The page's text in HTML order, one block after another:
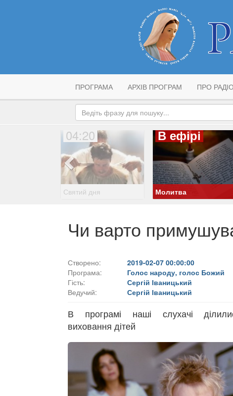
ПРОГРАМА АРХІВ ПРОГРАМ ПРО РАДІО
04:20
Святий дня
В ефірі
Молитва
Чи варто
Створено:
2019-02-07 00:00:00
Програма:
Голос народу, голос Божий
Гість:
Сергій Іваницький
Ведучий:
Сергій Іваницький
В програмі наші слухачі
виховання дітей